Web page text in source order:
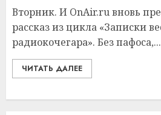
Вторник. И OnAir.ru вновь
рассказ из цикла «Записки
радиокочегара». Без пафоса,...
ЧИТАТЬ ДАЛЕЕ